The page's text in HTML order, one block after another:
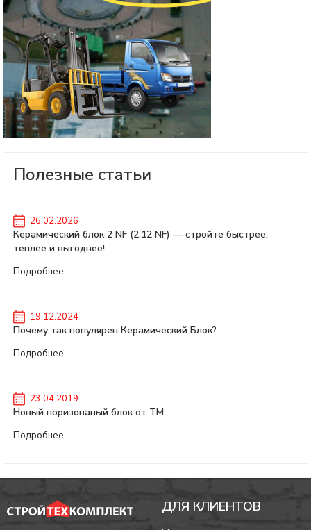
Полезные статьи
26.02.2026
Керамический блок 2 NF (2.12 NF) — стройте быстрее,
теплее и выгоднее!
Подробнее
19.12.2024
Почему так популярен Керамический Блок?
Подробнее
23.04.2019
Новый поризованый блок от ТМ
Подробнее
ДЛЯ КЛИЕНТОВ